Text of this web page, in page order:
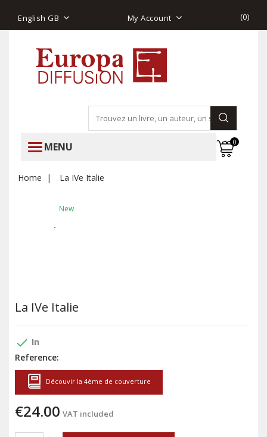
English GB My Account (0)
MENU 0
Home La IVe Italie
New
La IVe Italie
done In
Reference:
Découvir la 4ème de couverture
€24.00 VAT included